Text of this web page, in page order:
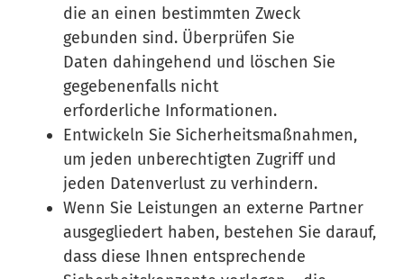
die an einen bestimmten Zweck
gebunden sind. Überprüfen Sie
Daten dahingehend und löschen Sie
gegebenenfalls nicht
erforderliche Informationen.
Entwickeln Sie Sicherheitsmaßnahmen,
um jeden unberechtigten Zugriff und
jeden Datenverlust zu verhindern.
Wenn Sie Leistungen an externe Partner
ausgegliedert haben, bestehen Sie darauf,
dass diese Ihnen entsprechende